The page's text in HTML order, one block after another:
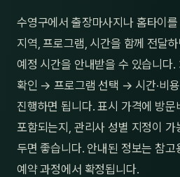
수영구에서 출장마사지나 홈타이
지역, 프로그램, 시간을 함께 전달
예정 시간을 안내받을 수 있습니다.
확인 → 프로그램 선택 → 시간·비
진행하면 됩니다. 표시 가격에 방문
포함되는지, 관리사 성별 지정이 가
두면 좋습니다. 안내된 정보는 참
예약 과정에서 확정됩니다.